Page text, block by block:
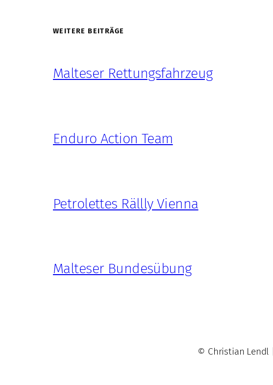
WEITERE BEITRÄGE
Malteser Rettungsfahrzeug
Enduro Action Team
Petrolettes Rällly Vienna
Malteser Bundesübung
© Christian Lendl |